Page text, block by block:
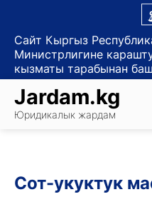
content
Сайт Кыргыз
Министрлигине
кызматы тарабынан
Jardam.kg
Юридикалык жардам
Сот-укуктук